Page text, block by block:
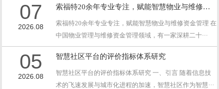
07
2026.08
索福特20余年专业专注，赋能智慧物业与维修资金管理
索福特20余年专业专注，赋能智慧物业与维修资金管理 在
中国物业管理与维修资金管理领域，有一家深耕二十···
05
2026.08
智慧社区平台的评价指标体系研究
智慧社区平台的评价指标体系研究 一、引言 随着信息技
术的飞速发展与城市化进程的加速，智慧社区作为智慧···